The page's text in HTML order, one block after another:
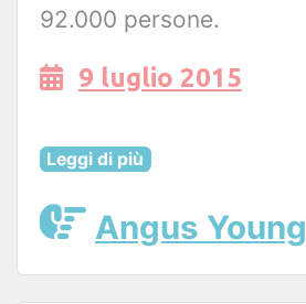
92.000 persone.
9 luglio 2015
Leggi di più
Angus Young